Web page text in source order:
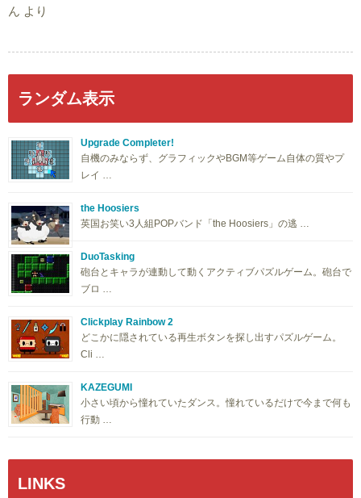
ん より
ランダム表示
Upgrade Completer!
自機のみならず、グラフィックやBGM等ゲーム自体の質やプ
レイ …
the Hoosiers
英国お笑い3人組POPバンド「the Hoosiers」の逃 …
DuoTasking
砲台とキャラが連動して動くアクティブパズルゲーム。砲台で
ブロ …
Clickplay Rainbow 2
どこかに隠されている再生ボタンを探し出すパズルゲーム。
Cli …
KAZEGUMI
小さい頃から憧れていたダンス。憧れているだけで今まで何も
行動 …
LINKS